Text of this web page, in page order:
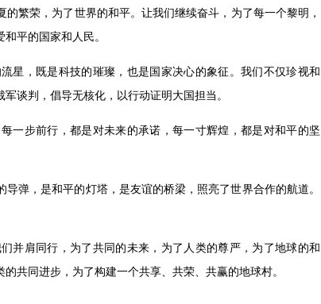
繁荣，为了世界的和平。让我们继续奋斗，为了每一个黎明，
平的国家和人民。
星，既是科技的璀璨，也是国家决心的象征。我们不仅珍视和
谈判，倡导无核化，以行动证明大国担当。
一步前行，都是对未来的承诺，每一寸辉煌，都是对和平的坚
弹，是和平的灯塔，是友谊的桥梁，照亮了世界合作的航道。
并肩同行，为了共同的未来，为了人类的尊严，为了地球的和
共同进步，为了构建一个共享、共荣、共赢的地球村。